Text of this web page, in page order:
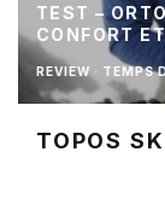
TEST –
CONFORT
REVIEW · TEMPS
TOPOS